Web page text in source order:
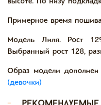
Примерное время
Модель Лиля. Рост
Выбранный рост 128,
Образ модели дополнен
(девочки)